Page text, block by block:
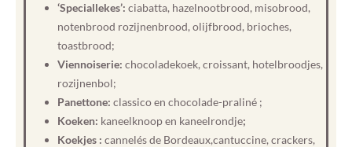
‘Speciallekes’: ciabatta, hazelnootbrood, misobrood,
notenbrood rozijnenbrood, olijfbrood, brioches,
toastbrood;
Viennoiserie: chocoladekoek, croissant, hotelbroodjes,
rozijnenbol;
Panettone: classico en chocolade-praliné ;
Koeken: kaneelknoop en kaneelrondje;
Koekjes : cannelés de Bordeaux,cantuccine, crackers,